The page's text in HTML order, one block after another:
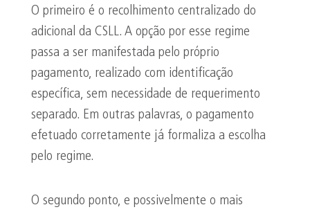
O primeiro é o recolhimento centralizado do
adicional da CSLL. A opção por esse regime
passa a ser manifestada pelo próprio
pagamento, realizado com identificação
específica, sem necessidade de requerimento
separado. Em outras palavras, o pagamento
efetuado corretamente já formaliza a escolha
pelo regime.
O segundo ponto, e possivelmente o mais